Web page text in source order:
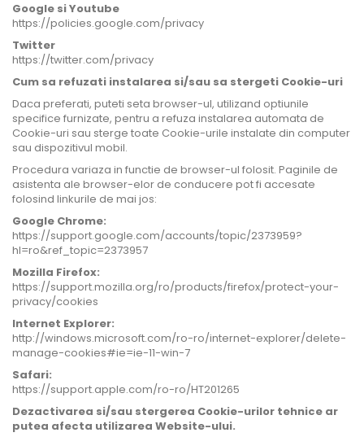
Google si Youtube
https://policies.google.com/privacy
Twitter
https://twitter.com/privacy
Cum sa refuzati instalarea si/sau sa stergeti Cookie-uri
Daca preferati, puteti seta browser-ul, utilizand optiunile
specifice furnizate, pentru a refuza instalarea automata de
Cookie-uri sau sterge toate Cookie-urile instalate din computer
sau dispozitivul mobil.
Procedura variaza in functie de browser-ul folosit. Paginile de
asistenta ale browser-elor de conducere pot fi accesate
folosind linkurile de mai jos:
Google Chrome:
https://support.google.com/accounts/topic/2373959?
hl=ro&ref_topic=2373957
Mozilla Firefox:
https://support.mozilla.org/ro/products/firefox/protect-your-
privacy/cookies
Internet Explorer:
http://windows.microsoft.com/ro-ro/internet-explorer/delete-
manage-cookies#ie=ie-11-win-7
Safari:
https://support.apple.com/ro-ro/HT201265
Dezactivarea si/sau stergerea Cookie-urilor tehnice ar
putea afecta utilizarea Website-ului.